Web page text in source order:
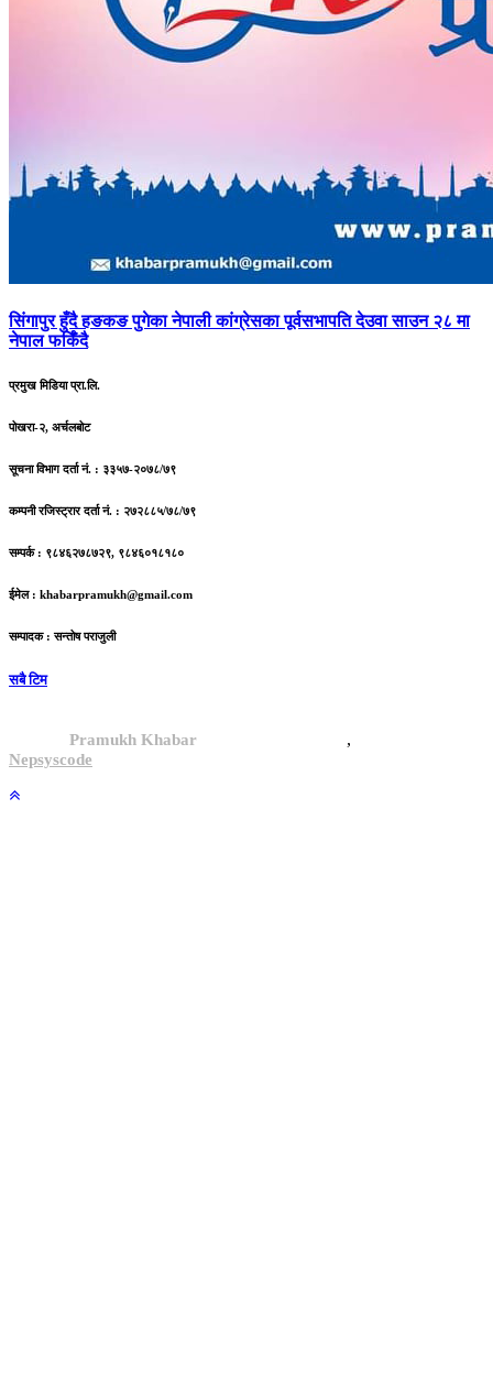
सिंगापुरहुँदै हङकङ पुगेका नेपाली कांग्रेसका पूर्वसभापति देउवा साउन २८ मा
नेपाल फर्किँदै
प्रमुख मिडिया प्रा.लि.
पोखरा-२, अर्चलबोट
सूचना विभाग दर्ता नं. : ३३५७-२०७८/७९
कम्पनी रजिस्ट्रार दर्ता नं. : २७२८८५/७८/७९
सम्पर्क : ९८४६२७८७२९, ९८४६०१८१८०
ईमेल : khabarpramukh@gmail.com
सम्पादक : सन्तोष पराजुली
सबै टिम
Pramukh Khabar, All rights reserved. ,
Nepsyscode